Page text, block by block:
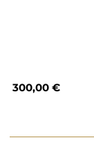
300,00 €